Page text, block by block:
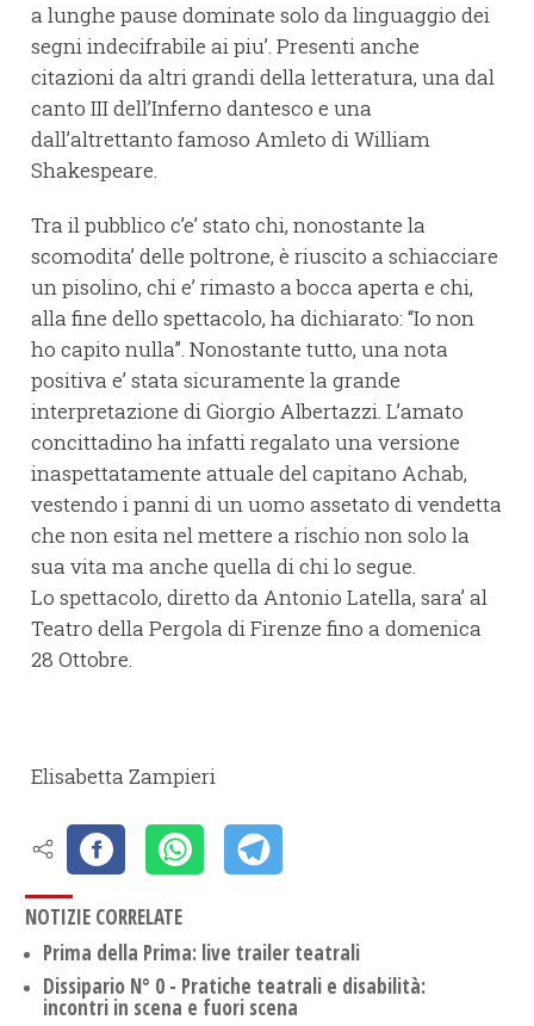
a lunghe pause dominate solo da linguaggio dei
segni indecifrabile ai piu’. Presenti anche
citazioni da altri grandi della letteratura, una dal
canto III dell’Inferno dantesco e una
dall’altrettanto famoso Amleto di William
Shakespeare.
Tra il pubblico c’e’ stato chi, nonostante la
scomodita’ delle poltrone, è riuscito a schiacciare
un pisolino, chi e’ rimasto a bocca aperta e chi,
alla fine dello spettacolo, ha dichiarato: “Io non
ho capito nulla”. Nonostante tutto, una nota
positiva e’ stata sicuramente la grande
interpretazione di Giorgio Albertazzi. L’amato
concittadino ha infatti regalato una versione
inaspettatamente attuale del capitano Achab,
vestendo i panni di un uomo assetato di vendetta
che non esita nel mettere a rischio non solo la
sua vita ma anche quella di chi lo segue.
Lo spettacolo, diretto da Antonio Latella, sara’ al
Teatro della Pergola di Firenze fino a domenica
28 Ottobre.
Elisabetta Zampieri
NOTIZIE CORRELATE
Prima della Prima: live trailer teatrali
Dissipario N° 0 - Pratiche teatrali e disabilità:
incontri in scena e fuori scena